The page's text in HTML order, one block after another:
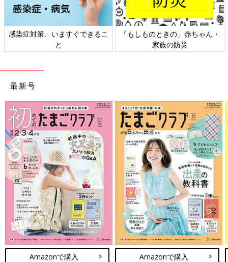
感染症対策、いますぐできるこ
と
「もしものときの」赤ちゃん・
家族の防災
最新号
Amazonで購入 Amazonで購入